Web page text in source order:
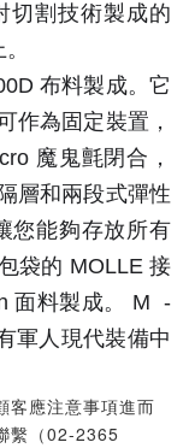
切割技術製成的
布料製成。它
作為固定裝置，
魔鬼氈閉合，
層和兩段式彈性
您能夠存放所有
袋的 MOLLE 接
面料製成。 M -
軍人現代裝備中
客應注意事項進而
繫（02-2365